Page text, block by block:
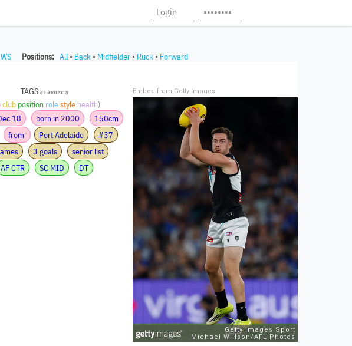
WS Positions: All • Back • Midfielder • Ruck • Forward